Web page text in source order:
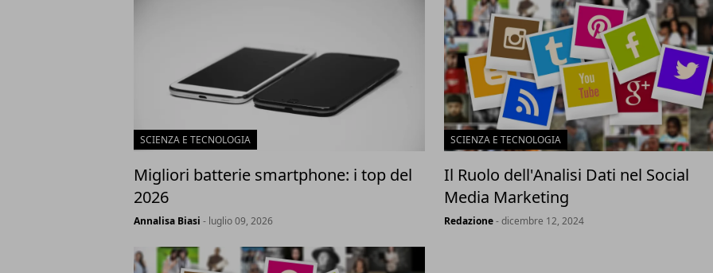
SCIENZA E TECNOLOGIA
Migliori batterie smartphone: i top del
2026
Annalisa Biasi - luglio 09, 2026
SCIENZA E TECNOLOGIA
Il Ruolo dell'Analisi Dati nel Social
Media Marketing
Redazione- dicembre 12, 2024